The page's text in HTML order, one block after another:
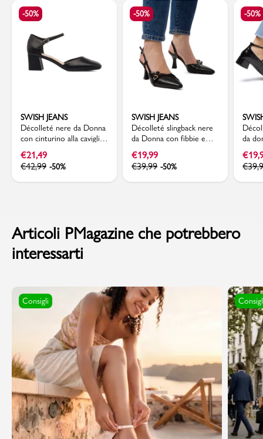
-50%
SWISH JEANS
Décolleté nere da Donna
con cinturino alla caviglia
e tacco 5,5 cm Swish
Jeans
€21,49
€42,99 -50%
-50%
SWISH JEANS
Décolleté slingback nere
da Donna con fibbie e
tacco a rocchetto 7,5 cm
Swish Jeans
€19,99
€39,99 -50%
-50%
da
con
Jeans
€
€
Articoli PMagazine che potrebbero
interessarti
Consigli